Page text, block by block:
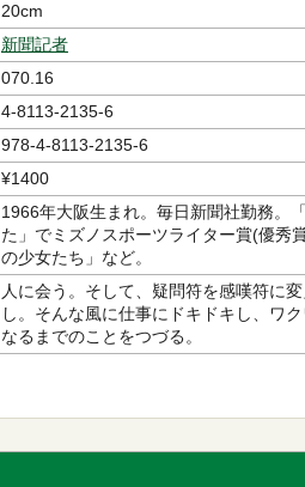
20cm
新聞記者
070.16
4-8113-2135-6
978-4-8113-2135-6
¥1400
1966年大阪生まれ。毎日新聞社勤務。
た」でミズノスポーツライター賞(優秀
の少女たち」など。
人に会う。そして、疑問符を感嘆符に
し。そんな風に仕事にドキドキし、ワ
なるまでのことをつづる。